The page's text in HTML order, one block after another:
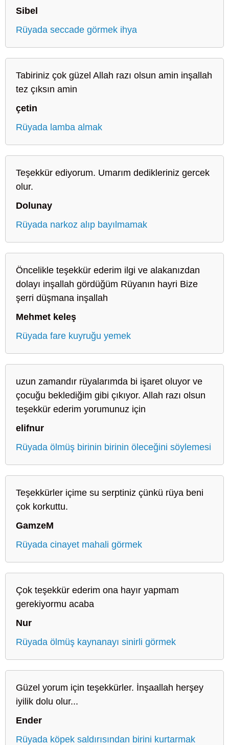
Sibel
Rüyada seccade görmek ihya
Tabiriniz çok güzel Allah razı olsun amin inşallah
tez çıksın amin
çetin
Rüyada lamba almak
Teşekkür ediyorum. Umarım dedikleriniz gercek
olur.
Dolunay
Rüyada narkoz alıp bayılmamak
Öncelikle teşekkür ederim ilgi ve alakanızdan
dolayı inşallah gördüğüm Rüyanın hayri Bize
şerri düşmana inşallah
Mehmet keleş
Rüyada fare kuyruğu yemek
uzun zamandır rüyalarımda bi işaret oluyor ve
çocuğu beklediğim gibi çıkıyor. Allah razı olsun
teşekkür ederim yorumunuz için
elifnur
Rüyada ölmüş birinin birinin öleceğini söylemesi
Teşekkürler içime su serptiniz çünkü rüya beni
çok korkuttu.
GamzeM
Rüyada cinayet mahali görmek
Çok teşekkür ederim ona hayır yapmam
gerekiyormu acaba
Nur
Rüyada ölmüş kaynanayı sinirli görmek
Güzel yorum için teşekkürler. İnşaallah herşey
iyilik dolu olur...
Ender
Rüyada köpek saldırısından birini kurtarmak